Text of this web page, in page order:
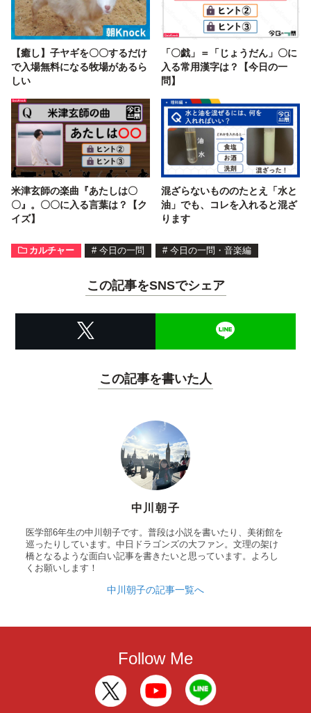
【癒し】子ヤギを〇〇するだけ
で入場無料になる牧場があるら
しい
「〇戯」＝「じょうだん」〇に
入る常用漢字は？【今日の一
問】
米津玄師の楽曲『あたしは〇
〇』。〇〇に入る言葉は？【ク
イズ】
混ざらないもののたとえ「水と
油」でも、コレを入れると混ざ
ります
カルチャー # 今日の一問 # 今日の一問・音楽編
この記事をSNSでシェア
この記事を書いた人
中川朝子
医学部6年生の中川朝子です。普段は小説を書いたり、美術館を
巡ったりしています。中日ドラゴンズの大ファン。文理の架け
橋となるような面白い記事を書きたいと思っています。よろし
くお願いします！
中川朝子の記事一覧へ
Follow Me